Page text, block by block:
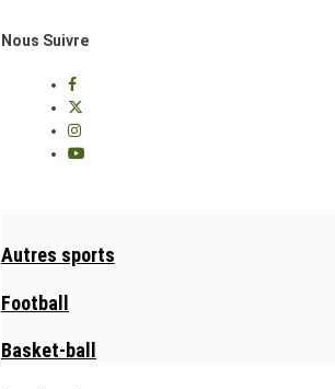
Nous Suivre
Autres sports
Football
Basket-ball